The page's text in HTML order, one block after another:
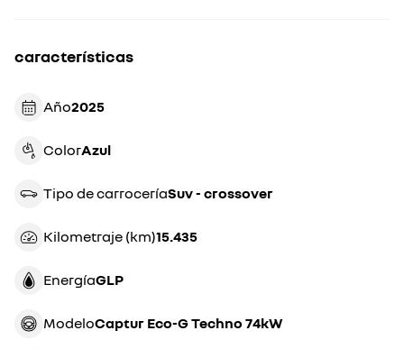
características
Año 2025
Color azul
Tipo de carrocería suv - crossover
Kilometraje (km) 15.435
Energía GLP
Modelo Captur Eco-G Techno 74kW